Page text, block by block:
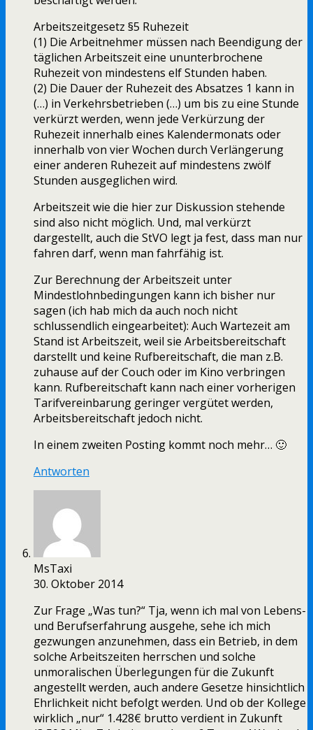
Arbeitszeitgesetz §5 Ruhezeit
(1) Die Arbeitnehmer müssen nach Beendigung der
täglichen Arbeitszeit eine ununterbrochene
Ruhezeit von mindestens elf Stunden haben.
(2) Die Dauer der Ruhezeit des Absatzes 1 kann in
(…) in Verkehrsbetrieben (…) um bis zu eine Stunde
verkürzt werden, wenn jede Verkürzung der
Ruhezeit innerhalb eines Kalendermonats oder
innerhalb von vier Wochen durch Verlängerung
einer anderen Ruhezeit auf mindestens zwölf
Stunden ausgeglichen wird.
Arbeitszeit wie die hier zur Diskussion stehende
sind also nicht möglich. Und, mal verkürzt
dargestellt, auch die StVO legt ja fest, dass man nur
fahren darf, wenn man fahrfähig ist.
Zur Berechnung der Arbeitszeit unter
Mindestlohnbedingungen kann ich bisher nur
sagen (ich hab mich da auch noch nicht
schlussendlich eingearbeitet): Auch Wartezeit am
Stand ist Arbeitszeit, weil sie Arbeitsbereitschaft
darstellt und keine Rufbereitschaft, die man z.B.
zuhause auf der Couch oder im Kino verbringen
kann. Rufbereitschaft kann nach einer vorherigen
Tarifvereinbarung geringer vergütet werden,
Arbeitsbereitschaft jedoch nicht.
In einem zweiten Posting kommt noch mehr… 🙂
Antworten
MsTaxi
30. Oktober 2014
Zur Frage „Was tun?“ Tja, wenn ich mal von Lebens-
und Berufserfahrung ausgehe, sehe ich mich
gezwungen anzunehmen, dass ein Betrieb, in dem
solche Arbeitszeiten herrschen und solche
unmoralischen Überlegungen für die Zukunft
angestellt werden, auch andere Gesetze hinsichtlich
Ehrlichkeit nicht befolgt werden. Und ob der Kollege
wirklich „nur“ 1.428€ brutto verdient in Zukunft